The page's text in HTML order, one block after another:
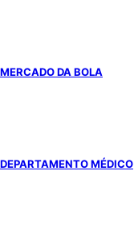
MERCADO DA BOLA
DEPARTAMENTO MÉDICO